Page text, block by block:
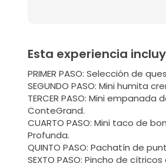
Esta experiencia
PRIMER PASO: Selección de
SEGUNDO PASO: Mini humita
TERCER PASO: Mini
ConteGrand.
CUARTO PASO: Mini taco de
Profunda.
QUINTO PASO: Pachatín de
SEXTO PASO: Pincho de